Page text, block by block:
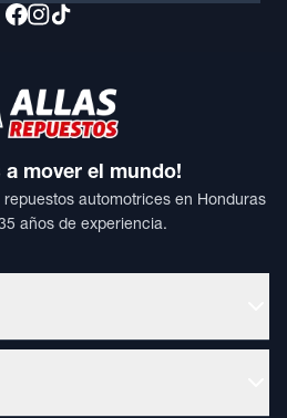
a mover el mundo!
automotrices en Honduras
años de experiencia.